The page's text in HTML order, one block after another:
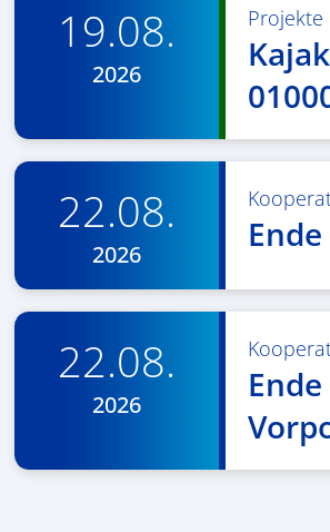
19.08.
2026
Projekte
22.08.
2026
22.08.
2026